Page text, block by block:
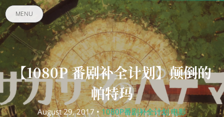
MENU
【1080P 番剧补全计划】颠倒的
帕特玛
August 29, 2017 •1080P番剧补全计划,电影